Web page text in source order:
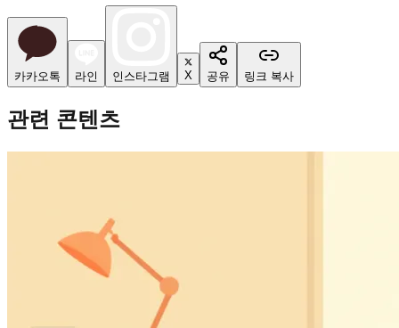
카카오톡 라인 인스타그램 X 공유 링크 복사
관련 콘텐츠